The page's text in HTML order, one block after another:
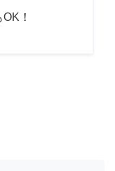
！